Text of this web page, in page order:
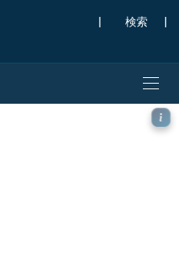
| |
大西洋, 気